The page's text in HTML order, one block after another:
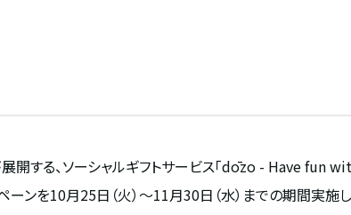
る、ソーシャルギフトサービス「dōzo - Have fun with
ンを10月25日（火）～11月30日（水）までの期間実施し